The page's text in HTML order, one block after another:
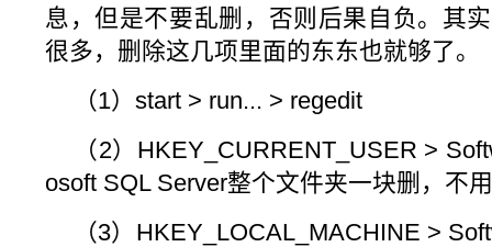
息，但是不要乱删，否则后果自负。其
很多，删除这几项里面的东东也就够了。
（1）start > run... > regedit
（2）HKEY_CURRENT_USER >
osoft SQL Server整个文件夹一块删，不
（3）HKEY_LOCAL_MACHINE >